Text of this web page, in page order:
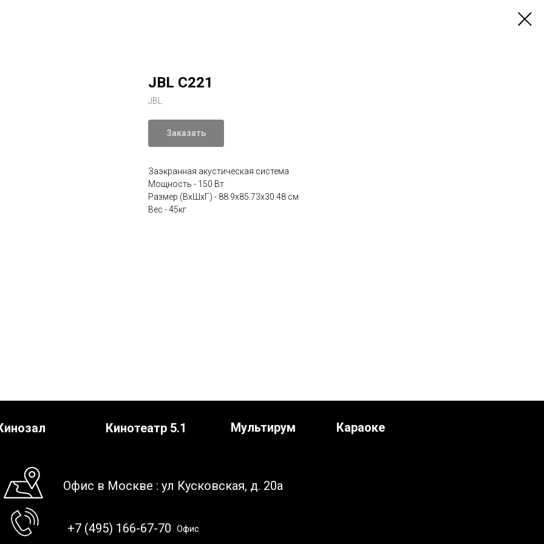
JBL C221
JBL
Заказать
Заэкранная акустическая система
Мощность - 150 Вт
Размер (ВхШхГ) - 88.9x85.73x30.48 см
Вес - 45кг
Кинотеатр 5.1 Мультирум
Офис в Москве : ул Кусковская, д. 20а
+7 (495) 166-67-70 Офис
Караоке